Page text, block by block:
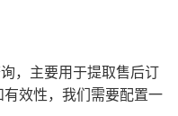
，主要用于提取售后订
效性，我们需要配置一